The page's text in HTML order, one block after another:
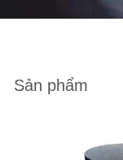
Sản phẩm